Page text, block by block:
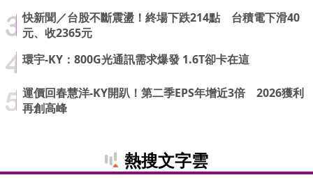
快新聞／台股不斷震盪！終場下跌214點 台積電下滑40
元、收2365元
環宇-KY：800G光通訊需求爆發 1.6T卻卡在這
運價回春慧洋-KY開趴！第二季EPS年增近3倍 2026獲利
再創高峰
熱搜文字雲